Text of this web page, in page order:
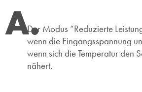
A.Der Modus “Reduzierte
wenn die Eingangsspannung
wenn sich die Temperatur den
nähert.